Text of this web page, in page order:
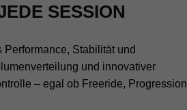
SESSION
Performance, Stabilität und
und innovativer
– egal ob Freeride, Progression